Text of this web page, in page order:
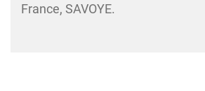
France, SAVOYE.